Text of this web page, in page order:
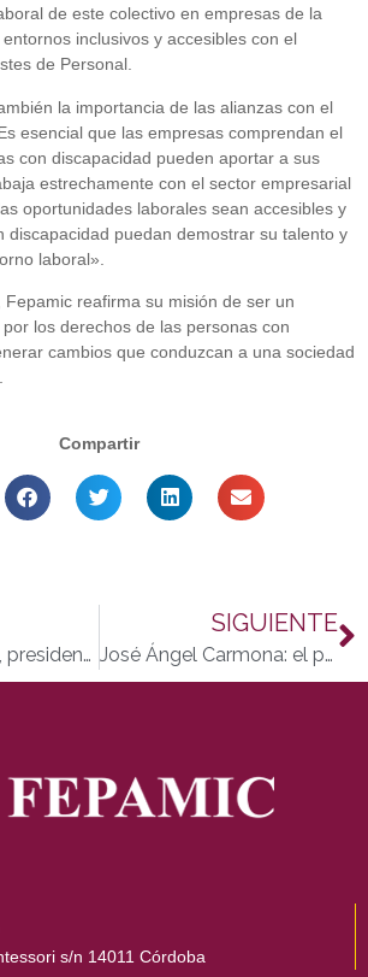
de este colectivo en empresas de la
inclusivos y accesibles con el
de Personal.
la importancia de las alianzas con el
esencial que las empresas comprendan el
con discapacidad pueden aportar a sus
estrechamente con el sector empresarial
oportunidades laborales sean accesibles y
discapacidad puedan demostrar su talento y
laboral».
Fepamic reafirma su misión de ser un
los derechos de las personas con
cambios que conduzcan a una sociedad
Compartir
Antonio Cubero, presidente de la Asociación de Parkinson de Córdoba (APARCOR): “No dejéis de pelear nunca contra el Parkinson”
SIGUIENTE
José Ángel Carmona: el portero que aporta humanidad y compromiso en las viviendas de la calle don Rodrigo
s/n 14011 Córdoba